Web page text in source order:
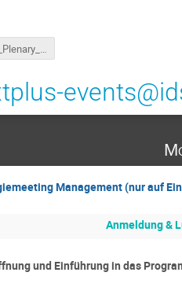
TextPlus_Plenary_2026.pdf
Management (nur auf
Anmeldung &
und Einführung in das